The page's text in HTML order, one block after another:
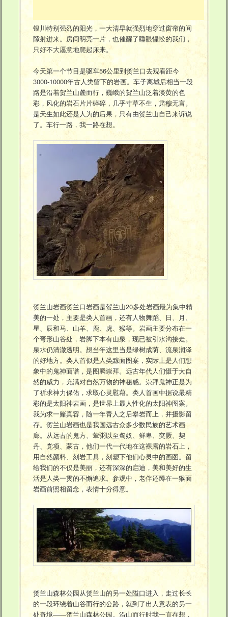
银川特别强烈的阳光，一大清早就强烈地穿过窗帘的间
隙射进来。房间明亮一片，也催醒了睡眼惺忪的我们，
只好不大愿意地爬起床来。
今天第一个节目是驱车56公里到贺兰口去观看距今
3000-10000年古人类留下的岩画。车子离城后相当一段
路是沿着贺兰山麓而行，巍峨的贺兰山泛着淡黄的色
彩，风化的岩石片片碎碎，几乎寸草不生，肃穆无言。
是天生如此还是人为的后果，只有由贺兰山自己来诉说
了。车行一路，我一路在想。
贺兰山岩画贺兰口岩画是贺兰山20多处岩画最为集中精
美的一处，主要是类人首画，还有人物舞蹈、日、月、
星、辰和马、山羊、鹿、虎、猴等。岩画主要分布在一
个弯形山谷处，岩脚下本有山泉，现已被引水沟接走。
泉水仍清澈透明。想当年这里当是绿树成荫、流泉润泽
的好地方。类人首似是人类黥面图案，实际上是人们想
象中的鬼神面谱，是图腾崇拜。远古年代人们慑于大自
然的威力，充满对自然万物的神秘感。崇拜鬼神正是为
了祈求神力保佑，求取心灵慰藉。类人首画中据说最精
彩的是太阳神岩画，是世界上最人性化的太阳神图案。
我为求一赌真容，随一年青人之后攀岩而上，并摄影留
存。贺兰山岩画也是我国远古众多少数民族的艺术画
廊。从远古的鬼方、荤粥以至匈奴、鲜卑、突厥、契
丹、党项、蒙古，他们一代一代地在这裸露的岩石上，
用自然颜料、刻岩工具，刻塑下他们心灵中的画图。留
给我们的不仅是美丽，还有深深的启迪，美和美好的生
活是人类一贯的不懈追求。参观中，老伴还蹲在一猴面
岩画前照相留念，表情十分得意。
贺兰山森林公园从贺兰山的另一处隘口进入，走过长长
的一段环绕着山谷而行的公路，就到了出人意表的另一
处奇境——贺兰山森林公园。沿山而行时我一直在想，